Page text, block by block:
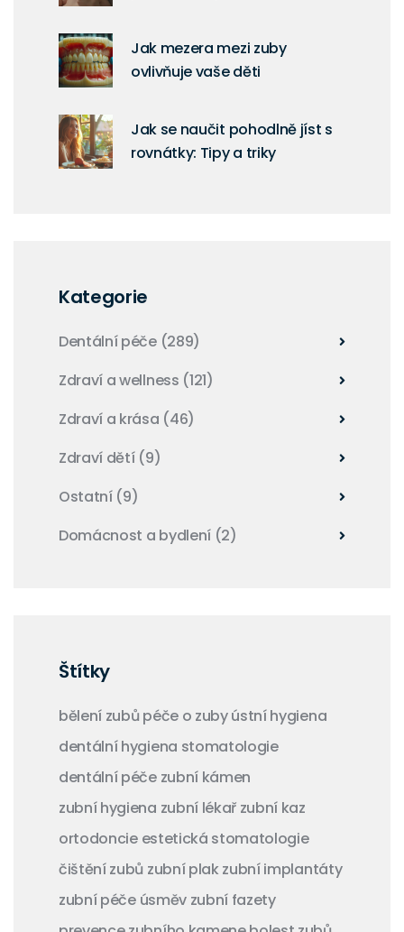
Jak mezera mezi zuby
ovlivňuje vaše děti
Jak se naučit pohodlně jíst s
rovnátky: Tipy a triky
Kategorie
Dentální péče (289)
Zdraví a wellness (121)
Zdraví a krása (46)
Zdraví dětí (9)
Ostatní (9)
Domácnost a bydlení (2)
Štítky
bělení zubů péče o zubyústní hygiena
dentální hygiena stomatologie
dentální péče zubní kámen
zubní hygiena zubní lékař zubní kaz
ortodoncie estetická stomatologie
čištění zubů zubní plak zubní implantáty
zubní péče úsměv zubní fazety